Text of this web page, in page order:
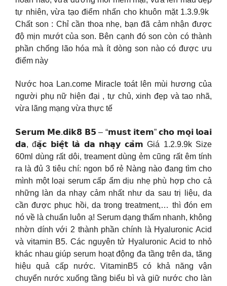
tự nhiên, vừa tạo điểm nhấn cho khuôn mặt 1.3.9.9k
Chất son : Chỉ cần thoa nhẹ, bạn đã cảm nhận được
độ mịn mướt của son. Bên cạnh đó son còn có thành
phần chống lão hóa mà ít dòng son nào có được ưu
điểm này
Nước hoa Lan.come Miracle toát lên mùi hương của
người phụ nữ hiện đại , tự chủ, xinh đẹp và tao nhã,
vừa lãng mạng vừa thực tế
𝗦𝗲𝗿𝘂𝗺 𝗠𝗲.𝗱𝗶𝗸𝟴 𝗕𝟱 – “𝗺𝘂𝘀𝘁 𝗶𝘁𝗲𝗺” 𝗰𝗵𝗼 𝗺𝗼̣𝗶 𝗹𝗼𝗮𝗶
𝗱𝗮, đ𝗮̣̆𝗰 𝗯𝗶𝗲̣̂𝘁 𝗹𝗮̀ 𝗱𝗮 𝗻𝗵𝗮̣𝘆 𝗰𝗮̉𝗺 Giá 1.2.9.9k Size
60ml dùng rất dôi, treament dùng ẻm cũng rất êm tính
ra là đủ 3 tiêu chí: ngon bổ rẻ Nàng nào đang tìm cho
mình một loại serum cấp ẩm dịu nhẹ phù hợp cho cả
những làn da nhạy cảm nhất như da sau trị liệu, da
cần được phục hồi, da trong treatment,… thì đón em
nó về là chuẩn luôn ạ! Serum dạng thấm nhanh, không
nhờn dính với 2 thành phần chính là Hyaluronic Acid
và vitamin B5. Các nguyên tử Hyaluronic Acid to nhỏ
khác nhau giúp serum hoạt động đa tầng trên da, tăng
hiệu quả cấp nước. VitaminB5 có khả năng vận
chuyển nước xuống tầng biểu bì và giữ nước cho làn